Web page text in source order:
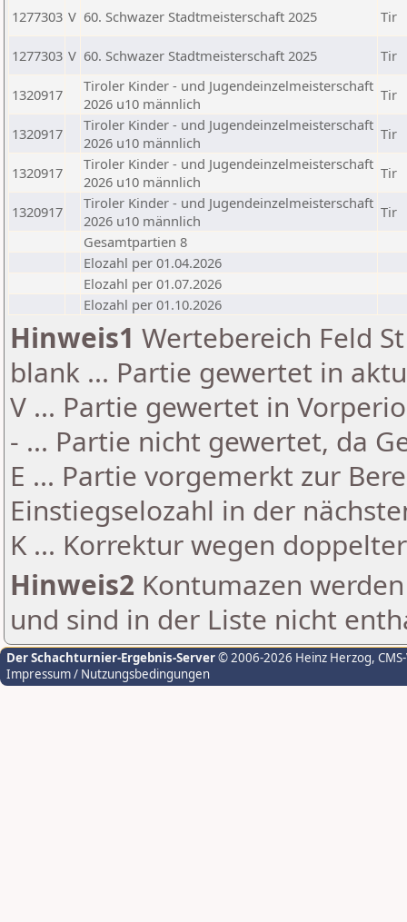
1277303 V 60. Schwazer Stadtmeisterschaft 2025 Tir
1277303 V 60. Schwazer Stadtmeisterschaft 2025 Tir
1320917
Tiroler Kinder - und Jugendeinzelmeisterschaft
2026 u10 männlich
Tir
1320917
Tiroler Kinder - und Jugendeinzelmeisterschaft
2026 u10 männlich
Tir
1320917
Tiroler Kinder - und Jugendeinzelmeisterschaft
2026 u10 männlich
Tir
1320917
Tiroler Kinder - und Jugendeinzelmeisterschaft
2026 u10 männlich
Tir
Gesamtpartien 8
Elozahl per 01.04.2026
Elozahl per 01.07.2026
Elozahl per 01.10.2026
Hinweis1 Wertebereich Feld
blank ... Partie gewertet in
V ... Partie gewertet in
- ... Partie nicht gewertet, da
E ... Partie vorgemerkt zur
Einstiegselozahl in der
K ... Korrektur wegen
Hinweis2 Kontumazen
und sind in der Liste nicht
Der Schachturnier-Ergebnis-Server© 2006-2026 Heinz Herzog,
Impressum / Nutzungsbedingungen